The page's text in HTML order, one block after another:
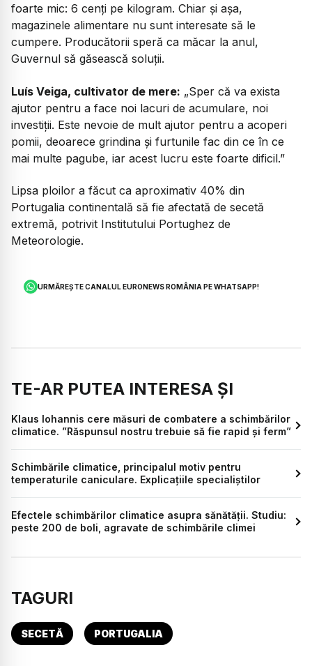
foarte mic: 6 cenți pe kilogram. Chiar și așa,
magazinele alimentare nu sunt interesate să le
cumpere. Producătorii speră ca măcar la anul,
Guvernul să găsească soluții.
Luís Veiga, cultivator de mere: „Sper că va exista
ajutor pentru a face noi lacuri de acumulare, noi
investiții. Este nevoie de mult ajutor pentru a acoperi
pomii, deoarece grindina și furtunile fac din ce în ce
mai multe pagube, iar acest lucru este foarte dificil.”
Lipsa ploilor a făcut ca aproximativ 40% din
Portugalia continentală să fie afectată de secetă
extremă, potrivit Institutului Portughez de
Meteorologie.
URMĂREȘTE CANALUL EURONEWS ROMÂNIA PE WHATSAPP!
TE-AR PUTEA INTERESA ȘI
Klaus Iohannis cere măsuri de combatere a schimbărilor
climatice. ”Răspunsul nostru trebuie să fie rapid și ferm”
Schimbările climatice, principalul motiv pentru
temperaturile caniculare. Explicațiile specialiștilor
Efectele schimbărilor climatice asupra sănătății. Studiu:
peste 200 de boli, agravate de schimbările climei
TAGURI
SECETĂ PORTUGALIA